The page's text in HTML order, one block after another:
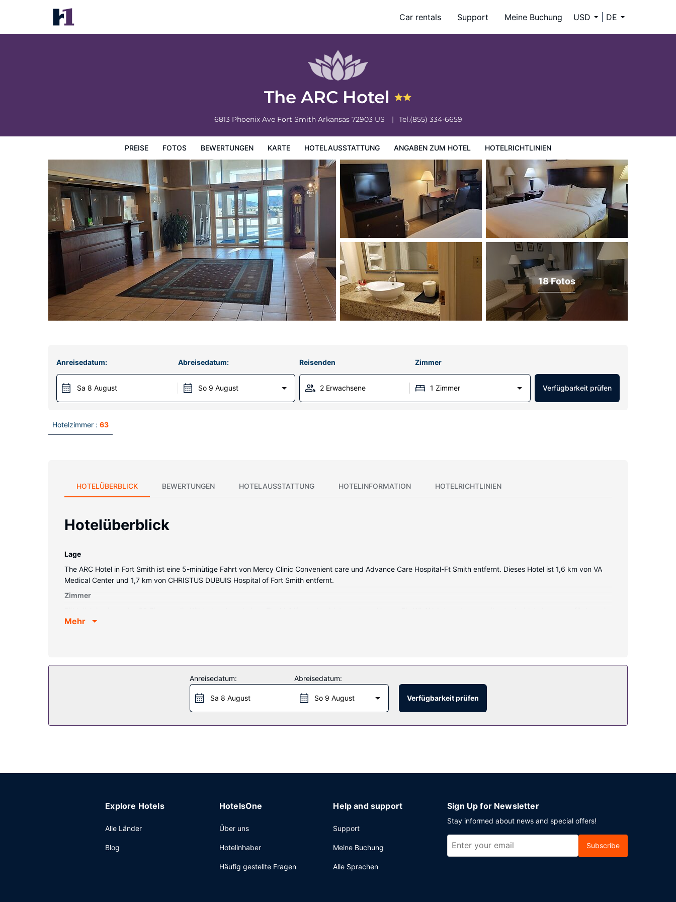
Car rentals Support Meine Buchung USD DE
The ARC Hotel
6813 Phoenix Ave Fort Smith Arkansas 72903 US Tel.(855) 334-6659
PREISE FOTOS BEWERTUNGEN KARTE HOTELAUSSTATTUNG ANGABEN ZUM HOTEL HOTELRICHTLINIEN
The ARC Hotel
Preise
18 Fotos
Anreisedatum:
Sa 8 August
Abreisedatum:
So 9 August
Reisenden Zimmer
2 Erwachsene 1 Zimmer Verfügbarkeit prüfen
Hotelzimmer : 63
HOTELÜBERBLICK BEWERTUNGEN HOTELAUSSTATTUNG HOTELINFORMATION HOTELRICHTLINIEN
Hotelüberblick
Lage
The ARC Hotel in Fort Smith ist eine 5-minütige Fahrt von Mercy Clinic Convenient care und Advance Care Hospital-Ft Smith entfernt. Dieses Hotel ist 1,6 km von VA
Medical Center und 1,7 km von CHRISTUS DUBUIS Hospital of Fort Smith entfernt.
Zimmer
Satellitenempfang. Es gibt eigene Badezimmer, die über kostenlose Toilettenartikel und Haartrockner verfügen. Zur Austattung gehören Schreibtische und
Ein inbegriffenes Frühstücksbuffet wird am Wochenende von 07:00 Uhr bis 10:00 Uhr angeboten.
Mehr
Anreisedatum:
Sa 8 August
Abreisedatum:
So 9 August Verfügbarkeit prüfen
Explore Hotels
Alle Länder
Blog
HotelsOne
Über uns
Hotelinhaber
Häufig gestellte Fragen
Help and support
Support
Meine Buchung
Alle Sprachen
Sign Up for Newsletter
Stay informed about news and special offers!
Subscribe